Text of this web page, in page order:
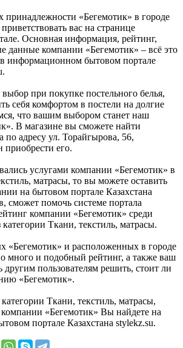
принадлежности «Бегемотик» в городе
вас на странице
Основная информация, рейтинг,
данные компании «Бегемотик» – всё это
информационном бытовом портале
при покупке постельного белья,
себя комфортом в постели на долгие
что вашим выбором станет наш
В магазине вы сможете найти
по адресу ул. Торайгырова, 56,
приобрести его.
услугами компании «Бегемотик» в
матрасы, то вы можете оставить
на бытовом портале Казахстана
сможет помочь системе портала
компании «Бегемотик» среди
Ткани, текстиль, матрасы.
«Бегемотик» и расположенных в городе
много и подобный рейтинг, а также ваш
другим пользователям решить, стоит ли
«Бегемотик».
Ткани, текстиль, матрасы,
«Бегемотик» Вы найдете на
портале Казахстана stylekz.su.